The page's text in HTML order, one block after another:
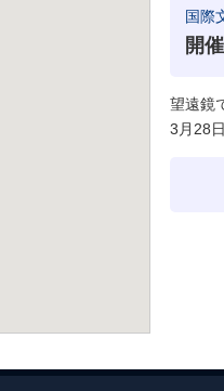
国際
開
望遠鏡
3月28